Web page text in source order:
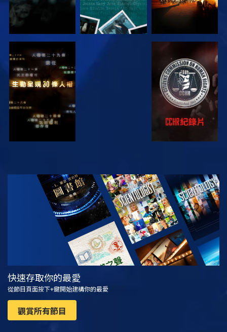
觀看 觀看
觀看 探索系列節目
快速存取你的最愛
從節目頁面按下+鍵開始建構你的最愛
觀賞所有節目